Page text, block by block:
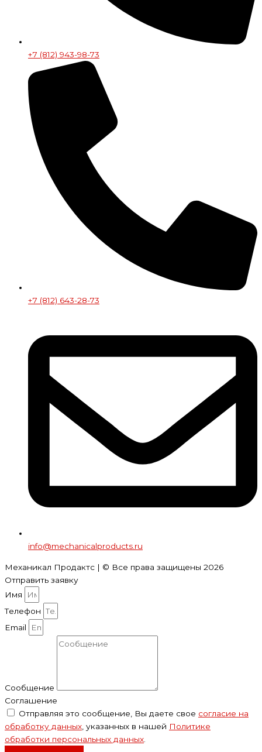
+7 (812) 943-98-73
+7 (812) 643-28-73
info@mechanicalproducts.ru
Механикал Продактс | © Все права защищены 2026
Отправить заявку
Имя
Телефон
Email
Сообщение
Соглашение
Отправляя это сообщение, Вы даете свое согласие на
обработку данных , указанных в нашей Политике
обработки персональных данных